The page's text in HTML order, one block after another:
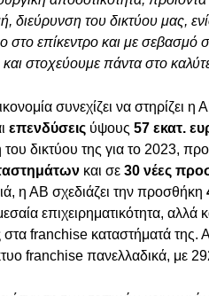
διεύρυνση του δικτύου μας,
στο επίκεντρο και με σεβασμό
στοχεύουμε πάντα στο
συνεχίζει να στηρίζει
επενδύσεις ύψους 57 εκατ.
δικτύου της για το 2023,
και σε 30 νέες
η ΑΒ σχεδιάζει την προσθήκη
επιχειρηματικότητα,
στα franchise καταστήματά της.
franchise πανελλαδικά, με